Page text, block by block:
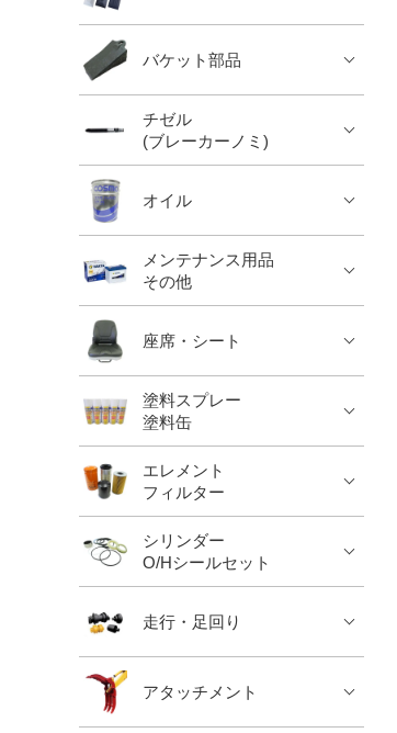
バケット部品
チゼル
(ブレーカーノミ)
オイル
メンテナンス用品
その他
座席・シート
塗料スプレー
塗料缶
エレメント
フィルター
シリンダー
O/Hシールセット
走行・足回り
アタッチメント